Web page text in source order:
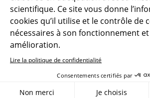
CNRS Le Mag
© 2026,
Créer un compte Se connecter
Gestion des cookies
scientifique. Ce site vous donne
cookies qu’il utilise et le contrôle de
nécessaires à son fonctionnement
amélioration.
Lire la politique de confidentialité
Consentements certifiés par
Non merci Je choisis